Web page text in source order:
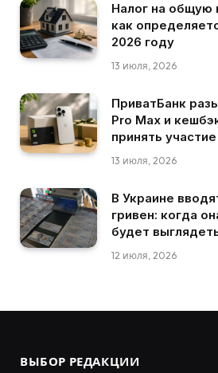
Налог на общую
как
2026 году
13 июля, 2026
ПриватБанк
Pro Max и
принять
13 июля, 2026
В Украине
гривен: когда
будет
12 июля, 2026
ВЫБОР РЕДАКЦИИ